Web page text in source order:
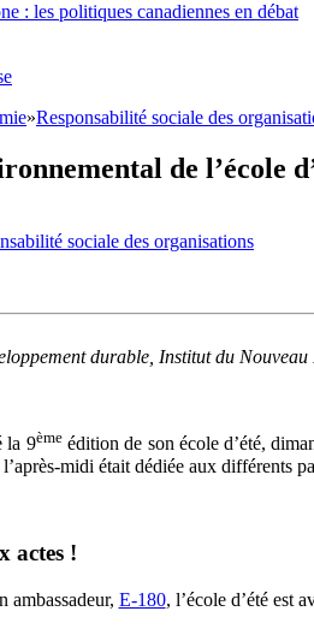
: les politiques canadiennes en débat
»Responsabilité sociale des
de l’école
sociale des organisations
durable, Institut du
la 9èmeédition de son école d’été,
midi était dédiée aux différents
actes !
ambassadeur, E-180, l’école d’été est